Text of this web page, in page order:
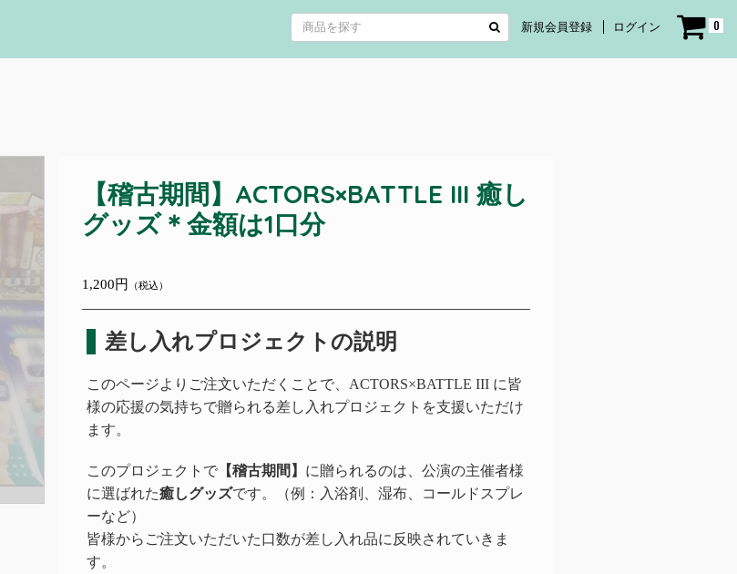
新規会員登録 ログイン 0
【稽古期間】ACTORS×BATTLE III 癒し
グッズ＊金額は1口分
1,200円 （税込）
差し入れプロジェクトの説明
このページよりご注文いただくことで、ACTORS×BATTLE III に皆
様の応援の気持ちで贈られる差し入れプロジェクトを支援いただけ
ます。
このプロジェクトで 【稽古期間】 に贈られるのは、公演の主催者様
に選ばれた癒しグッズです。（例：入浴剤、湿布、コールドスプレ
ーなど）
皆様からご注文いただいた口数が差し入れ品に反映されていきま
す。